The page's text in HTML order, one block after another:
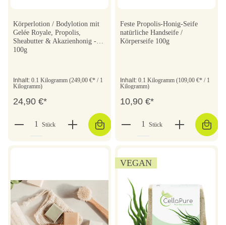
Körperlotion / Bodylotion mit
Gelée Royale, Propolis,
Sheabutter & Akazienhonig -
100g
Inhalt: 0.1 Kilogramm (249,00 €* / 1
Kilogramm)
24,90 €*
Stück
Feste Propolis-Honig-Seife
natürliche Handseife /
Körperseife 100g
Inhalt: 0.1 Kilogramm (109,00 €* / 1
Kilogramm)
10,90 €*
Stück
VEGAN